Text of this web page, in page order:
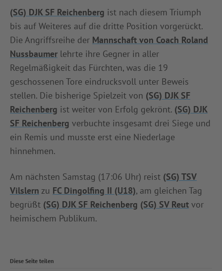
(SG) DJK SF Reichenberg ist nach diesem Triumph
bis auf Weiteres auf die dritte Position vorgerückt.
Die Angriffsreihe der Mannschaft von Coach Roland
Nussbaumer lehrte ihre Gegner in aller
Regelmäßigkeit das Fürchten, was die 19
geschossenen Tore eindrucksvoll unter Beweis
stellen. Die bisherige Spielzeit von (SG) DJK SF
Reichenberg ist weiter von Erfolg gekrönt. (SG) DJK
SF Reichenberg verbuchte insgesamt drei Siege und
ein Remis und musste erst eine Niederlage
hinnehmen.
Am nächsten Samstag (17:06 Uhr) reist (SG) TSV
Vilslern zu FC Dingolfing II (U18), am gleichen Tag
begrüßt (SG) DJK SF Reichenberg (SG) SV Reut vor
heimischem Publikum.
Diese Seite teilen